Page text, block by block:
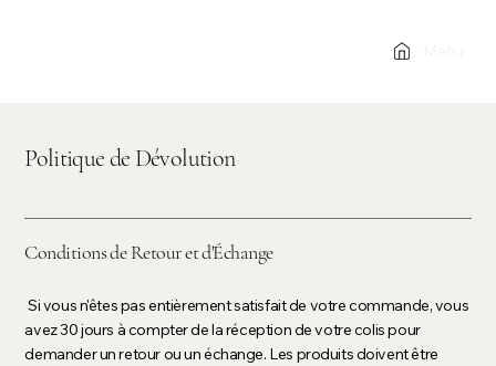
Politique de Dévolution
Conditions de Retour et d'Échange
Si vous n'êtes pas entièrement satisfait de votre commande, vous
avez 30 jours à compter de la réception de votre colis pour
demander un retour ou un échange. Les produits doivent être